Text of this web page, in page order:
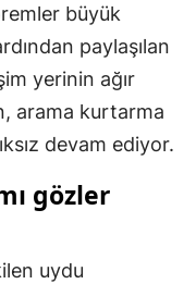
büyük
paylaşılan
yerinin ağır
arama kurtarma
devam ediyor.
gözler
uydu